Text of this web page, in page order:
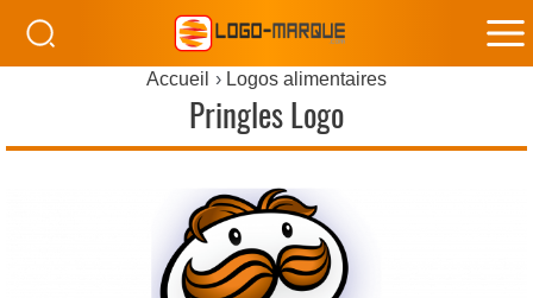
Accueil Logos alimentaires
Pringles Logo